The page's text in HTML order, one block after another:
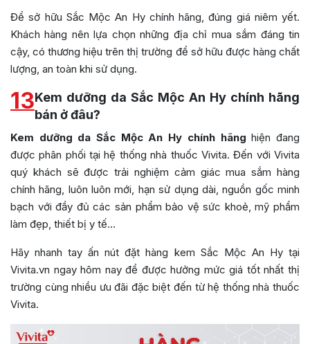
Để sở hữu Sắc Mộc An Hy chính hãng, đúng giá niêm yết.
Khách hàng nên lựa chọn những địa chỉ mua sắm đáng tin
cậy, có thương hiệu trên thị trường để sở hữu được hàng chất
lượng, an toàn khi sử dụng.
13Kem dưỡng da Sắc Mộc An Hy chính hãng
bán ở đâu?
Kem dưỡng da Sắc Mộc An Hy chính hãng hiện đang
được phân phối tại hệ thống nhà thuốc Vivita. Đến với Vivita
quý khách sẽ được trải nghiệm cảm giác mua sắm hàng
chính hãng, luôn luôn mới, hạn sử dụng dài, nguồn gốc minh
bạch với đầy đủ các sản phẩm bảo vệ sức khoẻ, mỹ phẩm
làm đẹp, thiết bị y tế…
Hãy nhanh tay ấn nút đặt hàng kem Sắc Mộc An Hy tại
Vivita.vn ngay hôm nay để được hưởng mức giá tốt nhất thị
trường cùng nhiều ưu đãi đặc biệt đến từ hệ thống nhà thuốc
Vivita.